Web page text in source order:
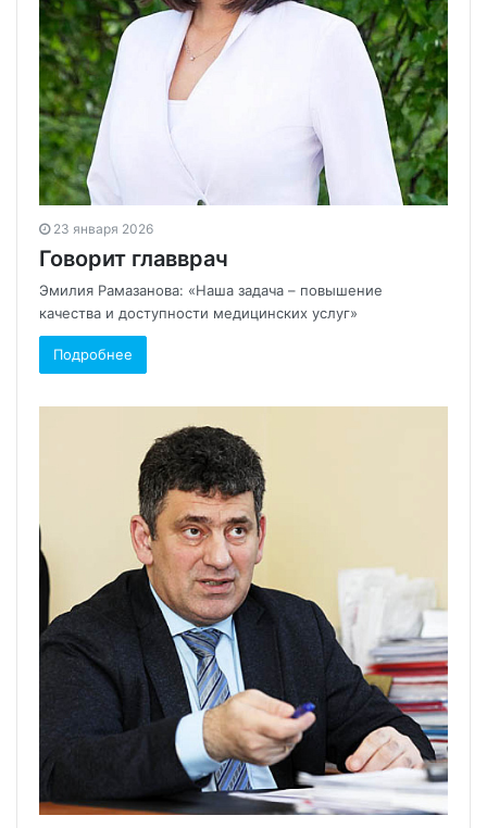
23 января 2026
Говорит главврач
Эмилия Рамазанова: «Наша задача – повышение
качества и доступности медицинских услуг»
Подробнее